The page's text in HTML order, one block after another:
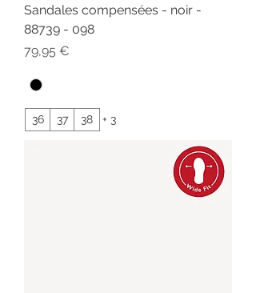
Sandales compensées - noir -
88739 - 098
Prix
79,95 €
36 37 38 + 3